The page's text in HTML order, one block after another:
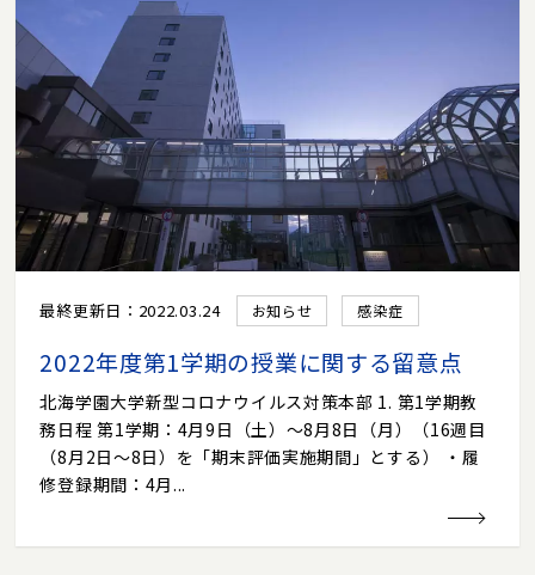
最終更新日：2022.03.24 お知らせ 感染症
2022年度第1学期の授業に関する留意点
北海学園大学新型コロナウイルス対策本部 1. 第1学期教
務日程 第1学期：4月9日（土）～8月8日（月）（16週目
（8月2日～8日）を「期末評価実施期間」とする） ・履
修登録期間：4月...